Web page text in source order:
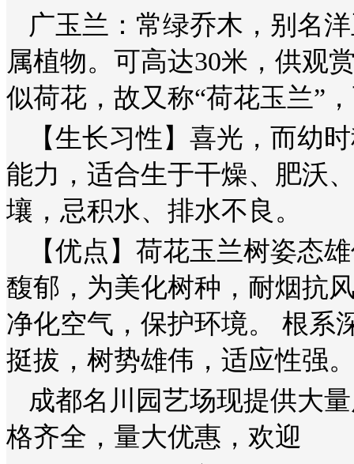
广玉兰：常绿乔木， 别名
属植物。 可高达30米， 供观
似荷花，故又称“荷花玉兰”
【生长习性】喜光，而幼
能力，适合生于干燥、肥沃
壤，忌积水、排水不良。
【优点】 荷花玉兰树姿态
馥郁，为美化树种，耐烟抗
净化空气，保护环境。
根系
挺拔，树势雄伟，适应性强
成都名川园艺场现提供大
格齐全，量大优惠，欢迎